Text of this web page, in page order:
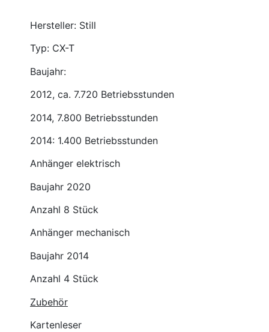
Hersteller: Still
Typ: CX-T
Baujahr:
2012, ca. 7.720 Betriebsstunden
2014, 7.800 Betriebsstunden
2014: 1.400 Betriebsstunden
Anhänger elektrisch
Baujahr 2020
Anzahl 8 Stück
Anhänger mechanisch
Baujahr 2014
Anzahl 4 Stück
Zubehör
Kartenleser